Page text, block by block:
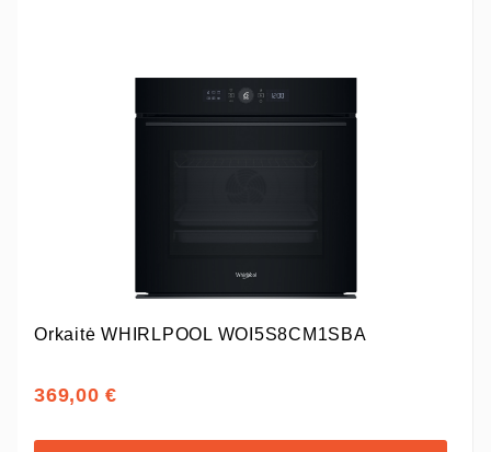
Orkaitė WHIRLPOOL WOI5S8CM1SBA
369,00 €